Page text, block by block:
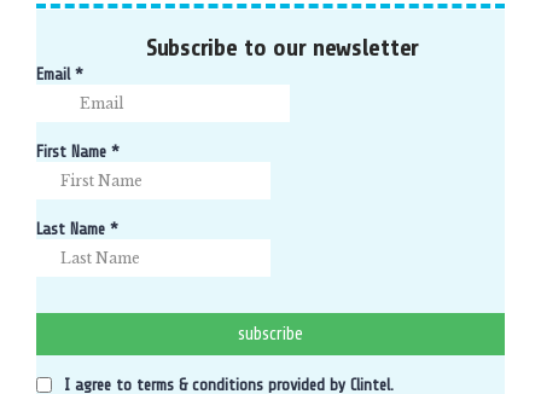
Subscribe to our newsletter